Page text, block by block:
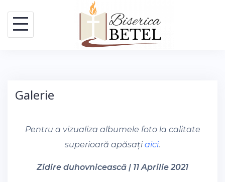
content
Galerie
Pentru a vizualiza albumele foto la calitate
superioară apăsațiaici.
Zidire duhovnicească | 11 Aprilie 2021